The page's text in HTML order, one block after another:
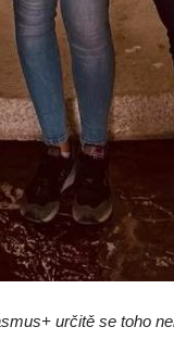
určitě se toho